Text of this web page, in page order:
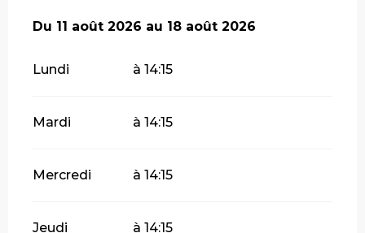
Du 11 août 2026 au 18 août 2026
Du 11 août 2026 au 18 août 2026
Lundi à 14:15
Mardi à 14:15
Mercredi à 14:15
Jeudi à 14:15